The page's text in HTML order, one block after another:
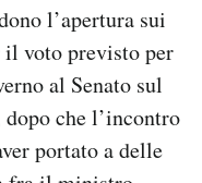
l’apertura sui
voto previsto per
al Senato sul
che l’incontro
portato a delle